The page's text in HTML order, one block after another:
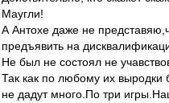
Маугли!
А Антохе даже не
предъявить на
Не был не состоял не
Так как по любому их выродки
не дадут много.По три